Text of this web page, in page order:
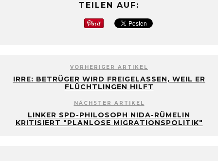
TEILEN AUF:
VORHERIGER ARTIKEL
IRRE: BETRÜGER WIRD FREIGELASSEN, WEIL ER
FLÜCHTLINGEN HILFT
NÄCHSTER ARTIKEL
LINKER SPD-PHILOSOPH NIDA-RÜMELIN
KRITISIERT "PLANLOSE MIGRATIONSPOLITIK"